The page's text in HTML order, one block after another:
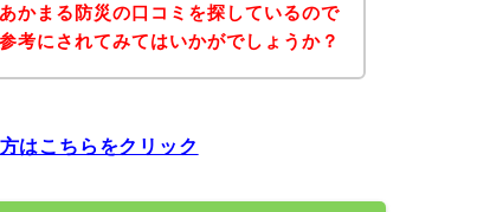
かまる防災の口コミを探しているので
考にされてみてはいかがでしょうか？
はこちらをクリック